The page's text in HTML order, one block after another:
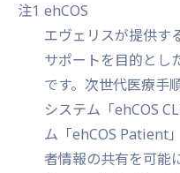
注1 ehCOS
エヴェリスが提供す
サポートを目的とし
です。次世代医療手
システム「ehCOS
ム「ehCOS Patient
者情報の共有を可能